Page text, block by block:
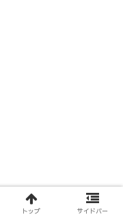
トップ サイドバー